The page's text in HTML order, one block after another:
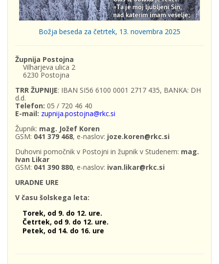
Božja beseda za četrtek, 13. novembra 2025
Župnija Postojna
Vilharjeva ulica 2
6230 Postojna
TRR ŽUPNIJE: IBAN SI56 6100 0001 2717 435, BANKA: DH
d.d.
Telefon: 05 / 720 46 40
E-mail: zupnija.postojna@rkc.si
Župnik: mag. Jožef Koren
GSM: 041 379 468, e-naslov: joze.koren@rkc.si
Duhovni pomočnik v Postojni in župnik v Studenem: mag.
Ivan Likar
GSM: 041 390 880, e-naslov: ivan.likar@rkc.si
URADNE URE
V času šolskega leta:
Torek, od 9. do 12. ure.
Četrtek, od 9. do 12. ure.
Petek, od 14. do 16. ure